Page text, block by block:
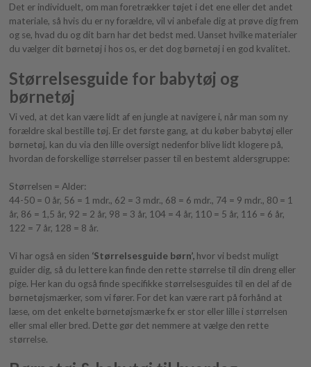
Det er individuelt, om man foretrækker tøjet i det ene eller det andet
materiale, så hvis du er ny forældre, vil vi anbefale dig at prøve dig frem
og se, hvad du og dit barn har det bedst med. Uanset hvilke materialer
du vælger dit børnetøj i hos os, er det dog børnetøj i en god kvalitet.
Størrelsesguide for babytøj og
børnetøj
Vi ved, at det kan være lidt af en jungle at navigere i, når man som ny
forældre skal bestille tøj. Er det første gang, at du køber babytøj eller
børnetøj, kan du via den lille oversigt nedenfor blive lidt klogere på,
hvordan de forskellige størrelser passer til en bestemt aldersgruppe:
Størrelsen = Alder:
44-50 = 0 år, 56 = 1 mdr., 62 = 3 mdr., 68 = 6 mdr., 74 = 9 mdr., 80 = 1
år, 86 = 1,5 år, 92 = 2 år, 98 = 3 år, 104 = 4 år, 110 = 5 år, 116 = 6 år,
122 = 7 år, 128 = 8 år.
Vi har også en siden ‘Størrelsesguide børn’,hvor vi bedst muligt
guider dig, så du lettere kan finde den rette størrelse til din dreng eller
pige. Her kan du også finde specifikke størrelsesguides til en del af de
børnetøjsmærker, som vi fører. For det kan være rart på forhånd at
læse, om det enkelte børnetøjsmærke fx er stor eller lille i størrelsen
eller smal eller bred. Dette gør det nemmere at vælge den rette
størrelse.